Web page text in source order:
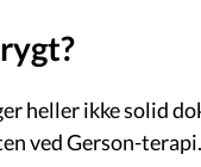
heller ikke solid
ved Gerson-terapi.